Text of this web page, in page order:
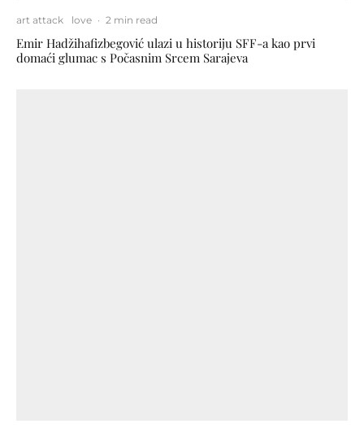
art attack love · 2 min read
Emir Hadžihafizbegović ulazi u historiju SFF-a kao prvi
domaći glumac s Počasnim Srcem Sarajeva